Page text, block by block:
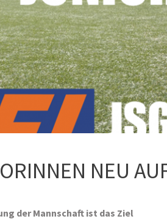
NEU
der Mannschaft ist das Ziel